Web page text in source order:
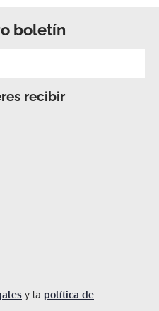
boletín
recibir
y la política de